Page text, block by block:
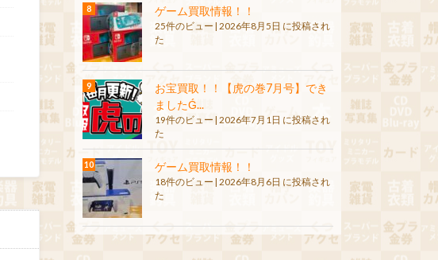
ゲーム買取情報！！
25件のビュー | 2026年8月5日 に投稿され
た
お宝買取！！【虎の巻7月号】でき
ましたǴ...
19件のビュー
2026年7月1日 に投稿され
た
ゲーム買取情報！！
18件のビュー | 2026年8月6日 に投稿され
た